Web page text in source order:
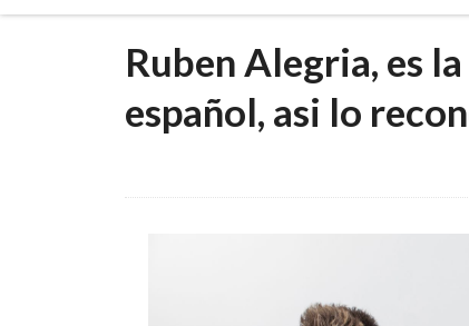
Ruben Alegria, es
español, asi lo